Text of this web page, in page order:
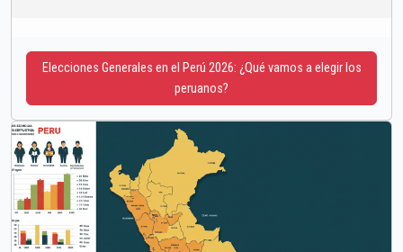
Elecciones Generales en el Perú 2026: ¿Qué vamos a elegir los
peruanos?